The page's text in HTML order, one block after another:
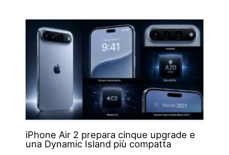
iPhone Air 2 prepara cinque upgrade e
una Dynamic Island più compatta